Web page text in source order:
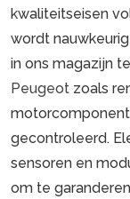
kwaliteitseisen
wordt
in ons magazijn
Peugeot zoals
gecontroleerd.
sensoren en
om te